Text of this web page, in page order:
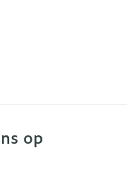
op